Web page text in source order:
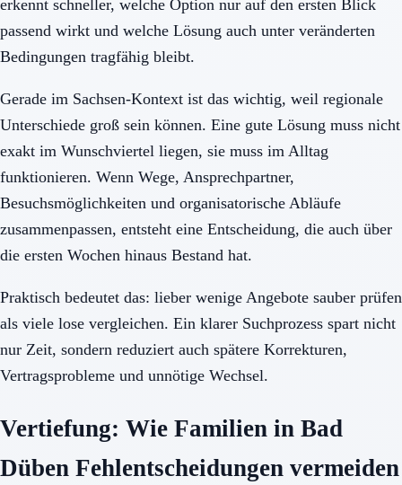
erkennt schneller, welche Option nur auf den ersten Blick
passend wirkt und welche Lösung auch unter veränderten
Bedingungen tragfähig bleibt.
Gerade im Sachsen-Kontext ist das wichtig, weil regionale
Unterschiede groß sein können. Eine gute Lösung muss nicht
exakt im Wunschviertel liegen, sie muss im Alltag
funktionieren. Wenn Wege, Ansprechpartner,
Besuchsmöglichkeiten und organisatorische Abläufe
zusammenpassen, entsteht eine Entscheidung, die auch über
die ersten Wochen hinaus Bestand hat.
Praktisch bedeutet das: lieber wenige Angebote sauber prüfen
als viele lose vergleichen. Ein klarer Suchprozess spart nicht
nur Zeit, sondern reduziert auch spätere Korrekturen,
Vertragsprobleme und unnötige Wechsel.
Vertiefung: Wie Familien in Bad
Düben Fehlentscheidungen vermeiden